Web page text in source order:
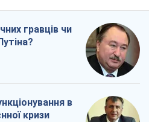
гравців чи
в
кризи